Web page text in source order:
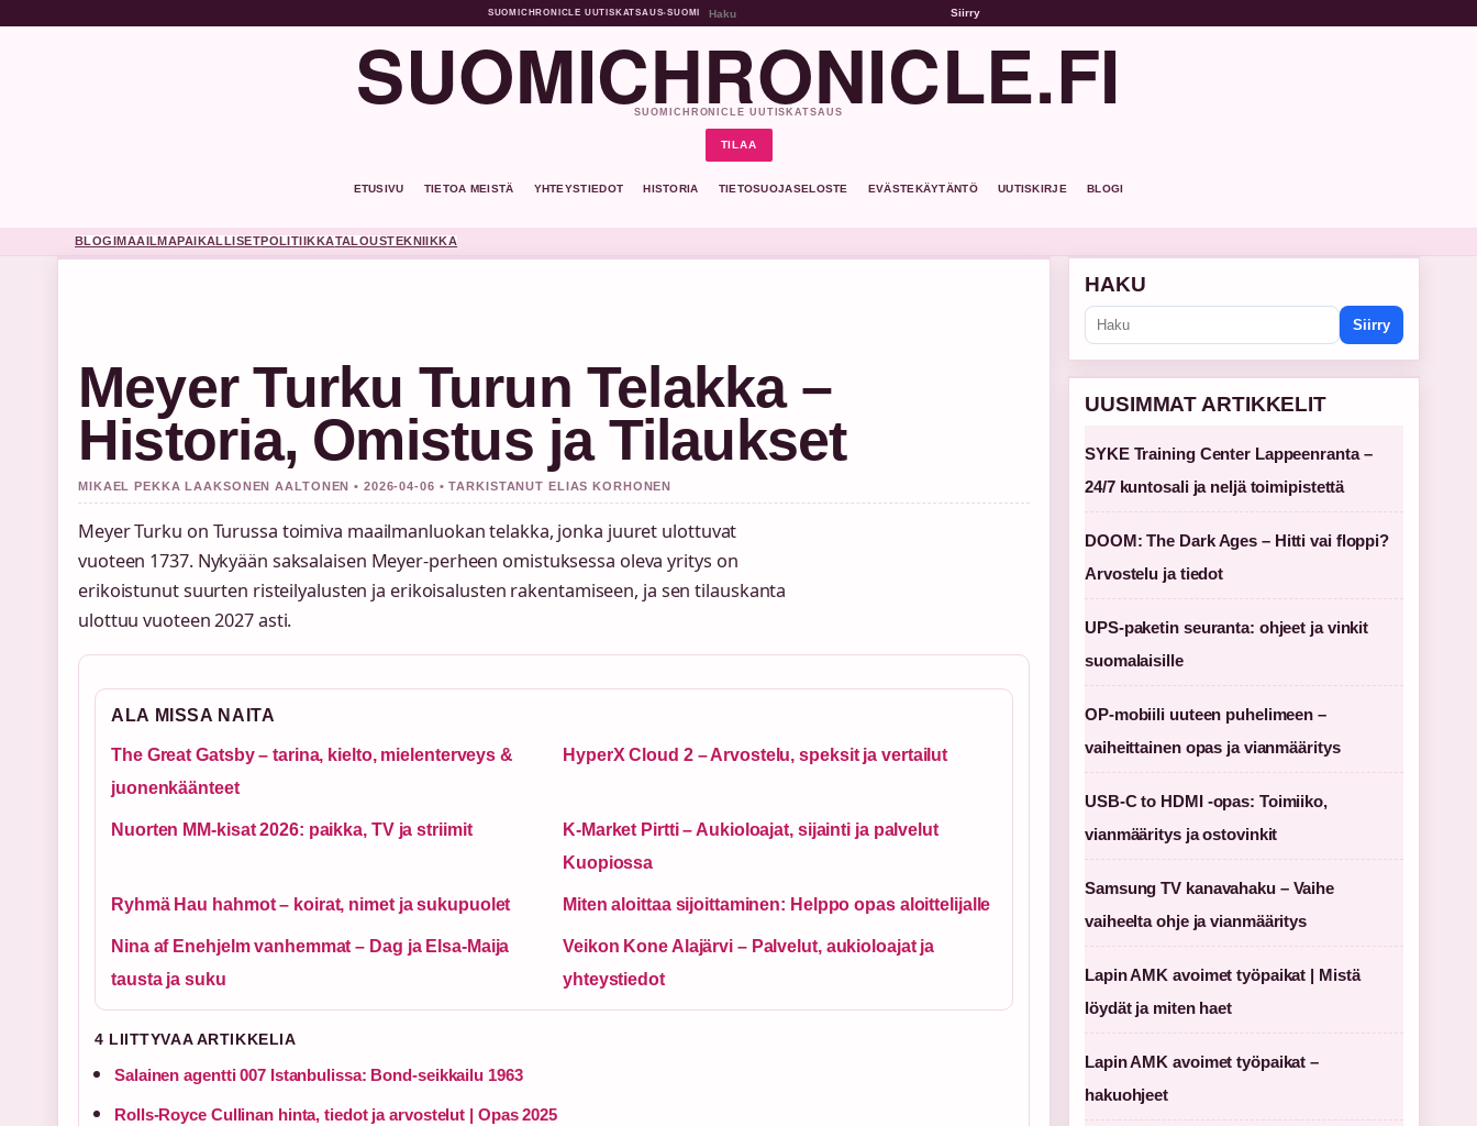
SUOMICHRONICLE UUTISKATSAUS•SUOMI Siirry
SUOMICHRONICLE.FI
SUOMICHRONICLE UUTISKATSAUS
TILAA
ETUSIVU TIETOA MEISTÄ YHTEYSTIEDOT HISTORIA TIETOSUOJASELOSTE EVÄSTEKÄYTÄNTÖ UUTISKIRJE BLOGI
BLOGIMAAILMAPAIKALLISETPOLITIIKKATALOUSTEKNIIKKA
Meyer Turku Turun Telakka –
Historia, Omistus ja Tilaukset
MIKAEL PEKKA LAAKSONEN AALTONEN • 2026-04-06 • TARKISTANUT ELIAS KORHONEN
Meyer Turku on Turussa toimiva maailmanluokan telakka, jonka juuret ulottuvat
vuoteen 1737. Nykyään saksalaisen Meyer-perheen omistuksessa oleva yritys on
erikoistunut suurten risteilyalusten ja erikoisalusten rakentamiseen, ja sen tilauskanta
ulottuu vuoteen 2027 asti.
ALA MISSA NAITA
The Great Gatsby – tarina, kielto, mielenterveys &
juonenkäänteet
HyperX Cloud 2 – Arvostelu, speksit ja vertailut
Nuorten MM-kisat 2026: paikka, TV ja striimit
K-Market Pirtti – Aukioloajat, sijainti ja palvelut
Kuopiossa
Ryhmä Hau hahmot – koirat, nimet ja sukupuolet Miten aloittaa sijoittaminen: Helppo opas aloittelijalle
Nina af Enehjelm vanhemmat – Dag ja Elsa-Maija
tausta ja suku
Veikon Kone Alajärvi – Palvelut, aukioloajat ja
yhteystiedot
4 LIITTYVAA ARTIKKELIA
Salainen agentti 007 Istanbulissa: Bond-seikkailu 1963
Rolls-Royce Cullinan hinta, tiedot ja arvostelut | Opas 2025
HAKU
Siirry
UUSIMMAT ARTIKKELIT
SYKE Training Center Lappeenranta –
24/7 kuntosali ja neljä toimipistettä
DOOM: The Dark Ages – Hitti vai floppi?
Arvostelu ja tiedot
UPS-paketin seuranta: ohjeet ja vinkit
suomalaisille
OP-mobiili uuteen puhelimeen –
vaiheittainen opas ja vianmääritys
USB-C to HDMI -opas: Toimiiko,
vianmääritys ja ostovinkit
Samsung TV kanavahaku – Vaihe
vaiheelta ohje ja vianmääritys
Lapin AMK avoimet työpaikat | Mistä
löydät ja miten haet
Lapin AMK avoimet työpaikat –
hakuohjeet